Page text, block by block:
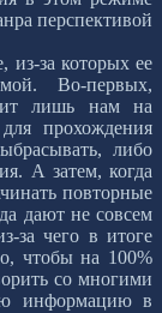
перспективой
из-за которых ее
Во-первых,
лишь нам на
прохождения
либо
А затем, когда
повторные
дают не совсем
за чего в итоге
чтобы на 100%
со многими
информацию в